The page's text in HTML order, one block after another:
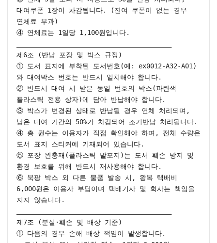
대여쿠폰 1장이 차감됩니다. (잔여 쿠폰이 없는 경우
연체료 부과)
④ 연체료는 1일당 1,100원입니다.
제6조 (반납 포장 및 박스 규정)
① 도서 표지에 부착된 도서번호(예: ex0012-A32-A01)
와 대여박스 번호는 반드시 일치해야 합니다.
② 반드시 대여 시 받은 동일 번호의 박스(파란색
플라스틱 전용 상자)에 담아 반납해야 합니다.
③ 박스가 변경된 상태로 반납될 경우 연체 처리되며,
남은 대여 기간의 50%가 차감되어 조기반납 처리됩니다.
④ 총 권수는 이용자가 직접 확인해야 하며, 전체 수량은
도서 표지 스티커에 기재되어 있습니다.
⑤ 포장 완충재(플라스틱 발포지)는 도서 훼손 방지 및
환경 보호를 위해 반드시 재사용해야 합니다.
⑥ 북팡 박스 외 다른 물품 발송 시, 왕복 택배비
6,000원은 이용자 부담이며 택배기사 및 회사는 책임을
지지 않습니다.
제7조 (분실·훼손 및 배상 기준)
① 다음의 경우 손해 배상 책임이 발생합니다.